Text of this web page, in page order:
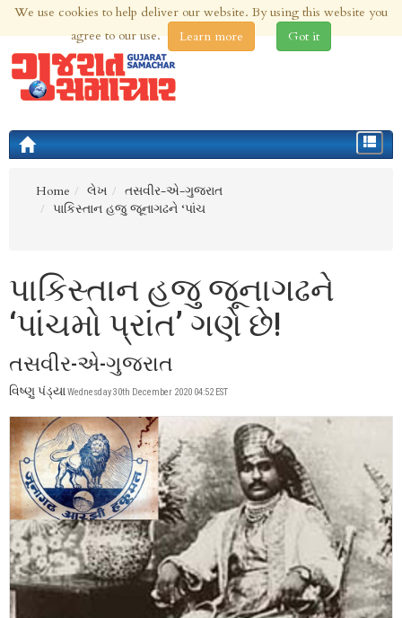
8th Aug 2026 | Updated at 04:35am 8th Aug 2026
Toggle
Home
લેખ
તસવીર-એ-ગુજરાત
પાકિસ્તાન હજુ જૂનાગઢને ‘પાંચ
પાકિસ્તાન હજુ જૂનાગઢને
‘પાંચમો પ્રાંત’ ગણે છે!
તસવીર-એ-ગુજરાત
વિષ્ણુ પંડ્યા Wednesday 30th December 2020 04:52 EST
We use cookies to help deliver our website. By using this website you
agree to our use.
Learn more Got it